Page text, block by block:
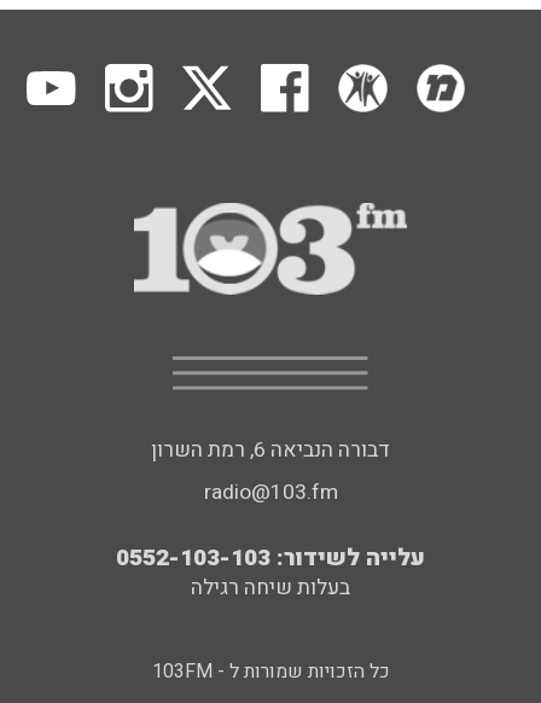
דבורה הנביאה 6, רמת השרון
radio@103.fm
עלייה לשידור: 0552-103-103
בעלות שיחה רגילה
כל הזכויות שמורות ל - 103FM